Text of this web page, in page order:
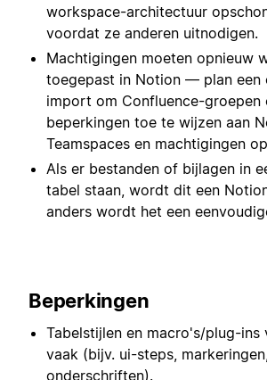
workspace-architectuur
voordat ze anderen uitnodigen.
Machtigingen moeten opnieuw
toegepast in Notion — plan een
import om Confluence-groepen
beperkingen toe te wijzen aan
Teamspaces en machtigingen
Als er bestanden of bijlagen in
tabel staan, wordt dit een
anders wordt het een
Beperkingen
Tabelstijlen en macro's/plug-ins
vaak (bijv. ui-steps,
onderschriften).